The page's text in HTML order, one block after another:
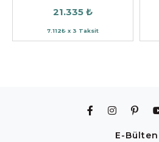
21.335 ₺
7.112₺ x 3 Taksit
E-Bülten